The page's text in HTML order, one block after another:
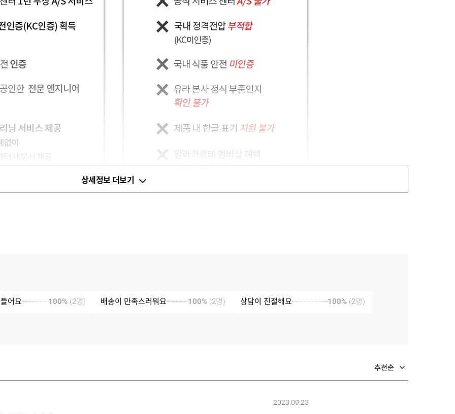
상세정보 더보기
어요 100% (2명) 배송이 만족스러워요 100% (2명) 상담이 친절해요 100% (2명)
추천순
2023.09.23